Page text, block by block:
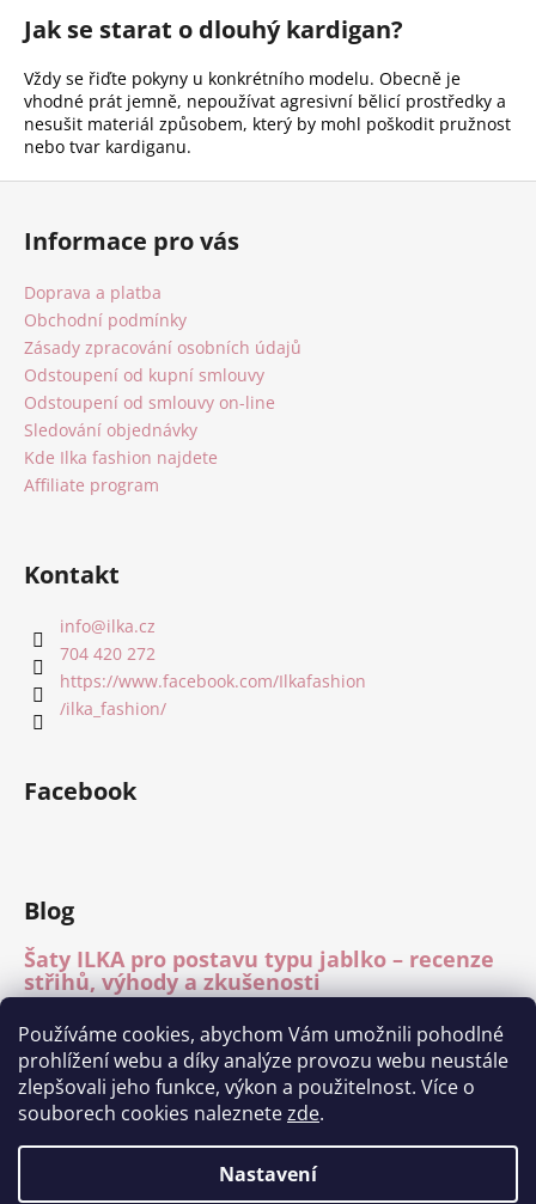
Používáme cookies, abychom Vám umožnili pohodlné
prohlížení webu a díky analýze provozu webu neustále
zlepšovali jeho funkce, výkon a použitelnost. Více o
souborech cookies naleznetezde.
Nastavení
Jak se starat o dlouhý kardigan?
Vždy se řiďte pokyny u konkrétního modelu. Obecně je
vhodné prát jemně, nepoužívat agresivní bělicí prostředky a
nesušit materiál způsobem, který by mohl poškodit pružnost
nebo tvar kardiganu.
Informace pro vás
Doprava a platba
Obchodní podmínky
Zásady zpracování osobních údajů
Odstoupení od kupní smlouvy
Odstoupení od smlouvy on-line
Sledování objednávky
Kde Ilka fashion najdete
Affiliate program
Kontakt
info@ilka.cz
704 420 272
https://www.facebook.com/Ilkafashion
/ilka_fashion/
Facebook
Blog
Šaty ILKA pro postavu typu jablko – recenze
střihů, výhody a zkušenosti
Mléčné hedvábí – recenze materiálu
15.7.2026
Módní přehlídka Charita Tábor 11.6.2026
1.7.2026